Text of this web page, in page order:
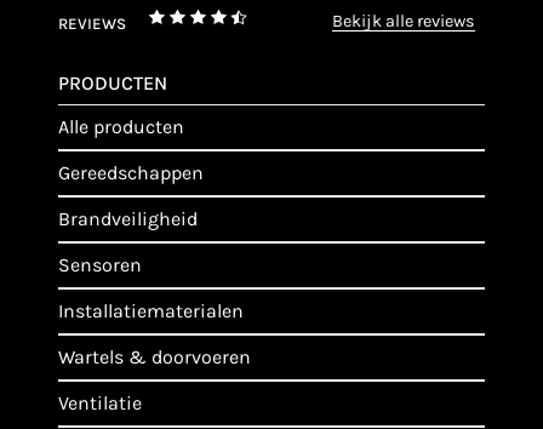
REVIEWS bekijk alle reviews
PRODUCTEN
alle producten
gereedschappen
brandveiligheid
sensoren
installatiematerialen
wartels & doorvoeren
ventilatie